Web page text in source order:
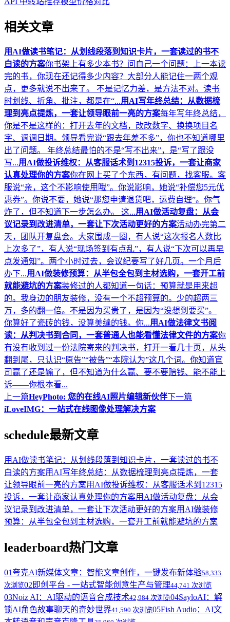
相关文章
用AI做读书笔记：从划线段落到知识卡片，一套读过的书不
白读的方案你书架上有多少本书？问自己一个问题：上一本读
完的书，你现在还记得多少内容？大部分人能记住一两个观
点，更多就说不出来了。 不是记忆力差，是方法不对。读书
时划线、折角、批注，都是在“...用AI写年终总结：从数据梳
理到亮点提炼，一套让领导眼前一亮的方案每年写年终总结，
你是不是这样的：打开去年的文档，改改数字、换换项目名
字、调调日期。领导看完说“跟去年差不多”，你也不知道哪里
出了问题。 年终总结最怕的不是“写不出来”，是“写了跟没
写...用AI做投诉维权：从客服话术到12315投诉，一套让商家
认真处理你的方案你在网上买了个东西，有问题，找客服。客
服说“亲，这个不影响使用哦”。你说影响，她说“补偿您5元优
惠券”。你说不要，她说“那您申请退货吧，运费自理”。你气
炸了，但不知道下一步怎么办。 这...用AI做活动复盘：从会
议记录到改进清单，一套让下次活动更好的方案活动办完第二
天，团队开复盘会。大家围成一圈，有人说“这次报名人数比
上次多了”，有人说“现场签到有点乱”，有人说“下次可以再早
点发通知”。两个小时过去，会议纪要写了好几页。一个月后
办下...用AI做装修预算：从半包全包到主材选购，一套开工前
就能避坑的方案装修过的人都知道一句话：预算就是用来超
的。我身边的朋友装修，没有一个不超预算的。少的超两三
万，多的翻一倍。不是因为买贵了，是因为“没想到要买”。
你算好了瓷砖的钱，没算美缝的钱。你...用AI做法律文书阅
读：从判决书到合同，一套普通人也能看懂法律文件的方案你
有没有收到过一份法院寄来的判决书，打开一看几十页，从头
翻到尾，只认识“原告”“被告”“本院认为”这几个词。你知道官
司赢了还是输了，但不知道为什么赢、要不要赔钱、能不能上
诉——你根本看...
上一篇HeyPhoto: 您的在线AI照片编辑新伙伴下一篇
iLoveIMG：一站式在线图像处理解决方案
schedule最新文章
用AI做读书笔记：从划线段落到知识卡片，一套读过的书不
白读的方案用AI写年终总结：从数据梳理到亮点提炼，一套
让领导眼前一亮的方案用AI做投诉维权：从客服话术到12315
投诉，一套让商家认真处理你的方案用AI做活动复盘：从会
议记录到改进清单，一套让下次活动更好的方案用AI做装修
预算：从半包全包到主材选购，一套开工前就能避坑的方案
leaderboard热门文章
01夸克AI新媒体文章：智能文章创作，一键发布新体验58,333
次浏览02 即创平台 - 一站式智能创意生产与管理44,741 次浏览
03Noiz AI：AI驱动的语音合成技术42,984 次浏览04SayloAI：解
锁AI角色故事聊天的奇妙世界41,590 次浏览05Fish Audio：AI文